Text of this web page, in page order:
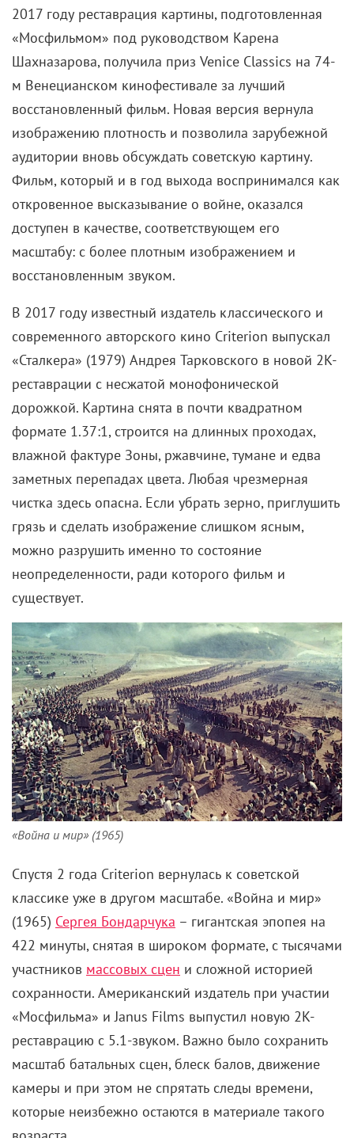
2017 году реставрация картины, подготовленная
«Мосфильмом» под руководством Карена
Шахназарова, получила приз Venice Classics на 74-
м Венецианском кинофестивале за лучший
восстановленный фильм. Новая версия вернула
изображению плотность и позволила зарубежной
аудитории вновь обсуждать советскую картину.
Фильм, который и в год выхода воспринимался как
откровенное высказывание о войне, оказался
доступен в качестве, соответствующем его
масштабу: с более плотным изображением и
восстановленным звуком.
В 2017 году известный издатель классического и
современного авторского кино Criterion выпускал
«Сталкера» (1979) Андрея Тарковского в новой 2K-
реставрации с несжатой монофонической
дорожкой. Картина снята в почти квадратном
формате 1.37:1, строится на длинных проходах,
влажной фактуре Зоны, ржавчине, тумане и едва
заметных перепадах цвета. Любая чрезмерная
чистка здесь опасна. Если убрать зерно, приглушить
грязь и сделать изображение слишком ясным,
можно разрушить именно то состояние
неопределенности, ради которого фильм и
существует.
«Война и мир» (1965)
Спустя 2 года Criterion вернулась к советской
классике уже в другом масштабе. «Война и мир»
(1965) Сергея Бондарчука – гигантская эпопея на
422 минуты, снятая в широком формате, с тысячами
участников массовых сцен и сложной историей
сохранности. Американский издатель при участии
«Мосфильма» и Janus Films выпустил новую 2K-
реставрацию с 5.1-звуком. Важно было сохранить
масштаб батальных сцен, блеск балов, движение
камеры и при этом не спрятать следы времени,
которые неизбежно остаются в материале такого